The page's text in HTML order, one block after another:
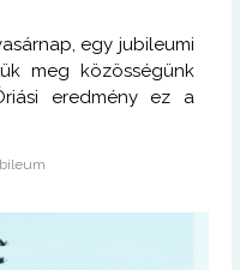
egy jubileumi
meg közösségünk
eredmény ez a